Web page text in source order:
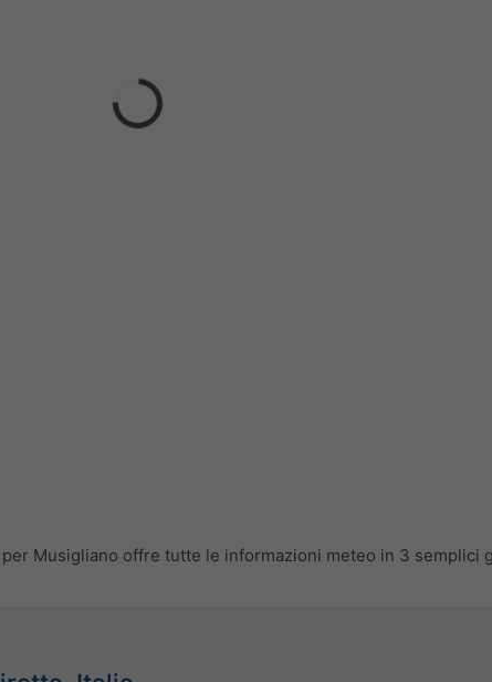
Musigliano offre tutte le informazioni meteo in 3 semplici